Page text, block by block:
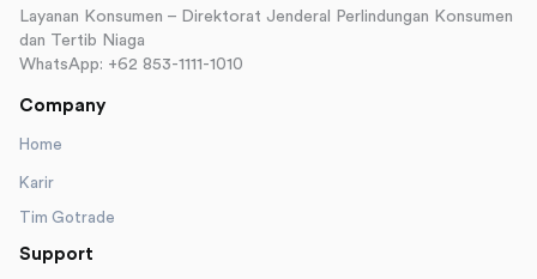
Layanan Konsumen – Direktorat Jenderal Perlindungan Konsumen
dan Tertib Niaga
WhatsApp: +62 853-1111-1010
Company
Home
Karir
Tim Gotrade
Support